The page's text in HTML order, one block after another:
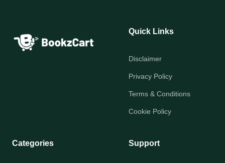
Quick Links
Disclaimer
Privacy Policy
Terms & Conditions
Cookie Policy
Categories Support